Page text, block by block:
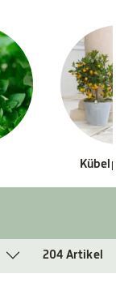
204 Artikel